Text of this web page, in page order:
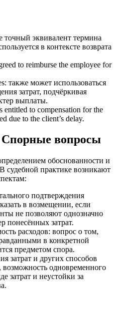
точный эквивалент термина
в контексте возврата
to reimburse the employee for
также может использоваться
затрат, подчёркивая
выплаты.
entitled to compensation for the
due to the client’s delay.
вопросы
обоснованности и
судебной практике возникают
подтверждения
в возмещении, если
не позволяют однозначно
понесённых затрат.
расходов: вопрос о том,
в конкретной
предметом спора.
затрат и других способов
одновременного
затрат и неустойки за